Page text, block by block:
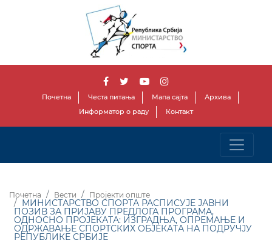
Почетна Честа питања Мапа сајта
Архива
Информатор о раду
Контакт
Почетна Вести Пројекти опште
МИНИСТАРСТВО СПОРТА РАСПИСУЈЕ ЈАВНИ
ПОЗИВ ЗА ПРИЈАВУ ПРЕДЛОГА ПРОГРАМА,
ОДНОСНО ПРОЈЕКАТА: ИЗГРАДЊА, ОПРЕМАЊЕ И
ОДРЖАВАЊЕ СПОРТСКИХ ОБЈЕКАТА НА ПОДРУЧЈУ
РЕПУБЛИКЕ СРБИЈЕ